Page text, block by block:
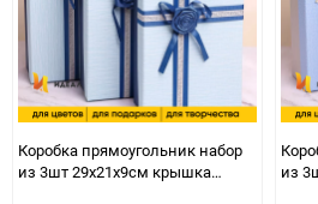
Коробка прямоугольник набор
из 3шт 29х21х9см крышка
из 3шт 29х21х9см с бантом